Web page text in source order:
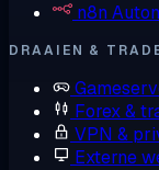
n8n
DRAAIEN &
Forex &
VPN &
Externe